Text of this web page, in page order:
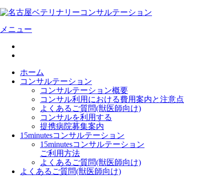
メニュー
ホーム
コンサルテーション
コンサルテーション概要
コンサル利用における費用案内と注意点
よくあるご質問(獣医師向け)
コンサルを利用する
提携病院募集案内
15minutesコンサルテーション
15minutesコンサルテーション
ご利用方法
よくあるご質問(獣医師向け)
よくあるご質問(獣医師向け)